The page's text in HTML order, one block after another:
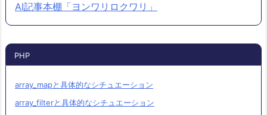
AI記事本棚「ヨンワリロクワリ」
PHP
array_mapと具体的なシチュエーション
array_filterと具体的なシチュエーション